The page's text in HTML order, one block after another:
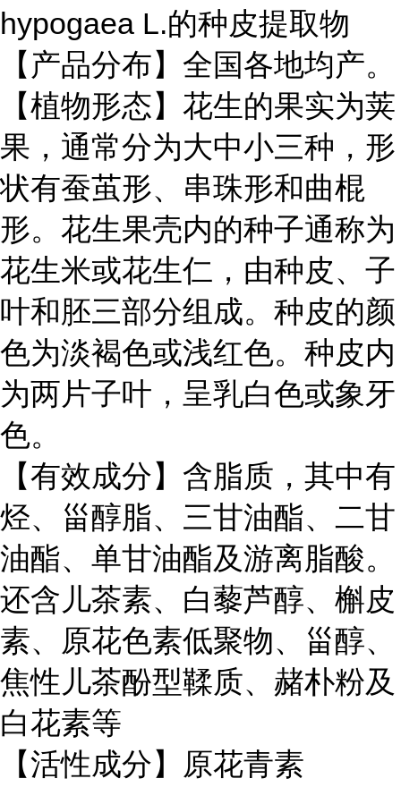
hypogaea L.的种皮提取物
【产品分布】全国各地均产。
【植物形态】花生的果实为荚
果，通常分为大中小三种，形
状有蚕茧形、串珠形和曲棍
形。花生果壳内的种子通称为
花生米或花生仁，由种皮、子
叶和胚三部分组成。种皮的颜
色为淡褐色或浅红色。种皮内
为两片子叶，呈乳白色或象牙
色。
【有效成分】含脂质，其中有
烃、甾醇脂、三甘油酯、二甘
油酯、单甘油酯及游离脂酸。
还含儿茶素、白藜芦醇、槲皮
素、原花色素低聚物、甾醇、
焦性儿茶酚型鞣质、赭朴粉及
白花素等
【活性成分】原花青素